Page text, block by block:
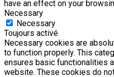
have an effect on your
Necessary
Necessary
Toujours activé
Necessary cookies are
to function properly. This
ensures basic functionalities
website. These cookies do